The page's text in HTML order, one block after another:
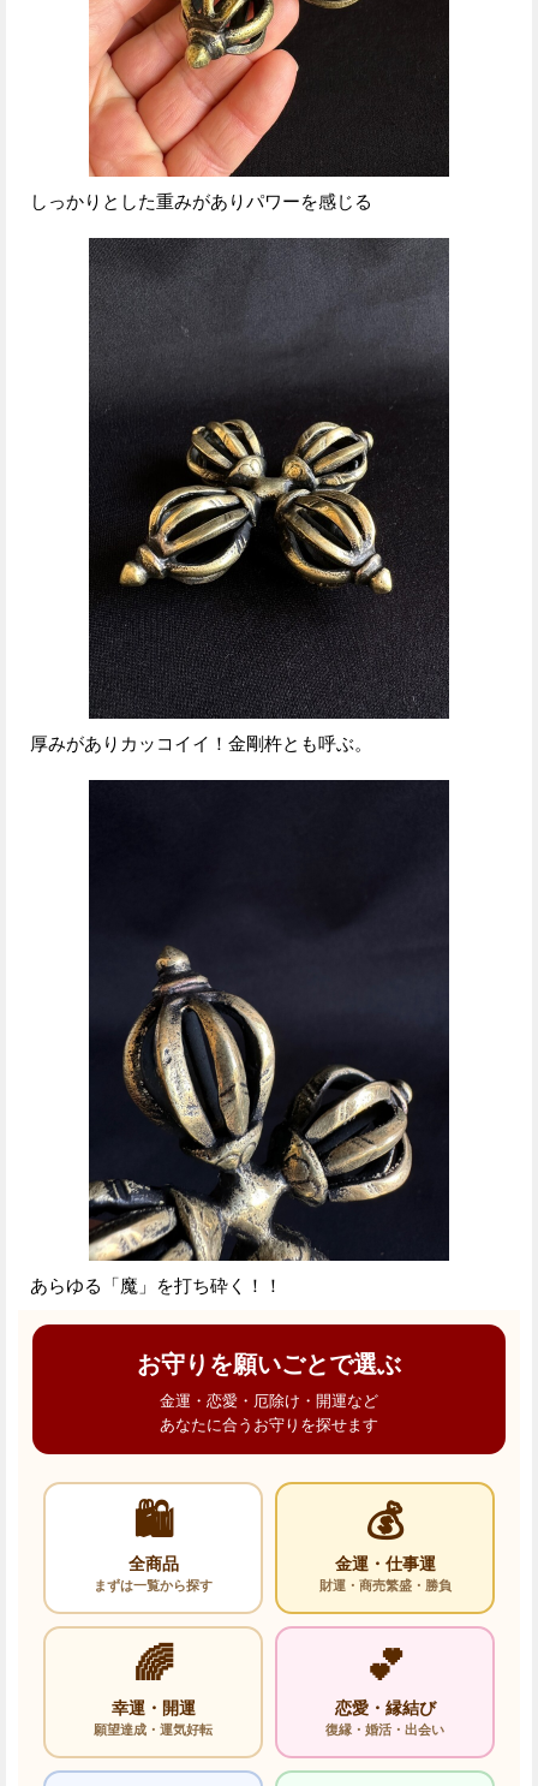
しっかりとした重みがありパワーを感じる
厚みがありカッコイイ！金剛杵とも呼ぶ。
あらゆる「魔」を打ち砕く！！
お守りを願いごとで選ぶ
金運・恋愛・厄除け・開運など
あなたに合うお守りを探せます
🛍️
全商品
まずは一覧から探す
💰
金運・仕事運
財運・商売繁盛・勝負
🌈
幸運・開運
願望達成・運気好転
💕
恋愛・縁結び
復縁・婚活・出会い